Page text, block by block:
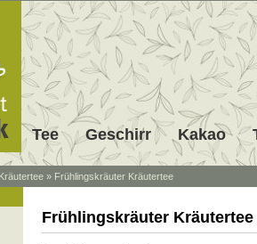
Tee Geschirr Kakao
Kräutertee » Frühlingskräuter Kräutertee
Frühlingskräuter Kräutertee